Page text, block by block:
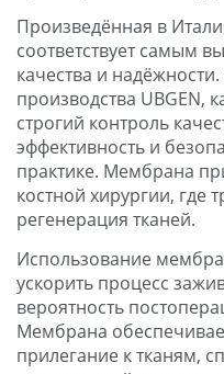
Произведённая в
соответствует самым
качества и
производства UBGEN,
строгий контроль
эффективность и
практике. Мембрана
костной хирургии, где
регенерация тканей.
Использование
ускорить процесс
вероятность
Мембрана
прилегание к тканям,